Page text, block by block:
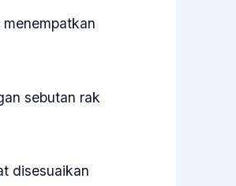
sebutan rak
disesuaikan